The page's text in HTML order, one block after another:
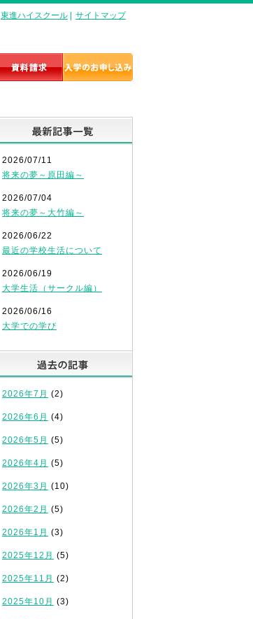
東進ハイスクール サイトマップ
2026/07/11
将来の夢～原田編～
2026/07/04
将来の夢～大竹編～
2026/06/22
最近の学校生活について
2026/06/19
大学生活（サークル編）
2026/06/16
大学での学び
2026年7月 (2)
2026年6月 (4)
2026年5月 (5)
2026年4月 (5)
2026年3月 (10)
2026年2月 (5)
2026年1月 (3)
2025年12月 (5)
2025年11月 (2)
2025年10月 (3)